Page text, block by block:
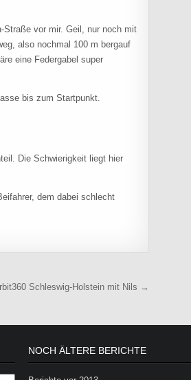
Straße vor mir. Geil, nur noch mit
also nochmal 100 m bergauf
eine Federgabel super
bis zum Startpunkt.
Die Schwierigkeit liegt hier
dem dabei schlecht
Schleswig-Holstein mit Nils →
NOCH ÄLTERE BERICHTE